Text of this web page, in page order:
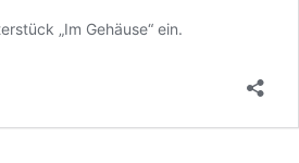
„Im Gehäuse“ ein.